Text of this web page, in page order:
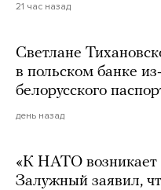
21 час назад
Светлане
в польском банке
белорусского
день назад
«К НАТО возникает
Залужный заявил,